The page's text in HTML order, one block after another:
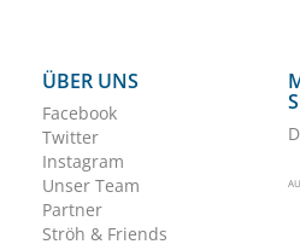
ÜBER UNS
Facebook
Twitter
Instagram
Unser Team
Partner
Ströh & Friends